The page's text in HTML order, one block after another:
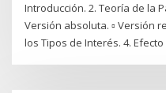
Introducción. 2. Teoría de la
Versión absoluta. ▫ Versión
los Tipos de Interés. 4. Efecto